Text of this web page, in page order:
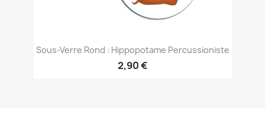
Sous-Verre Rond : Hippopotame Percussioniste
2,90 €